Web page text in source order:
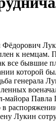
Фёдорович
к немцам.
все бывшие
которой
генерала
майора Павла
в
Лукин